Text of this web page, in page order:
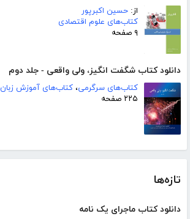
از: حسین اکبرپور
کتاب‌های علوم اقتصادی
۹ صفحه
دانلود کتاب شگفت انگیز، ولی واقعی - جلد دوم
کتاب‌های سرگرمی، کتاب‌های آموزش زبان
۲۲۵ صفحه
تازه‌ها
دانلود کتاب ماجرای یک نامه